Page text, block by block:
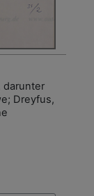
darunter
Dreyfus,